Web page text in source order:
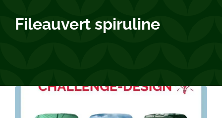
Fileauvert spiruline